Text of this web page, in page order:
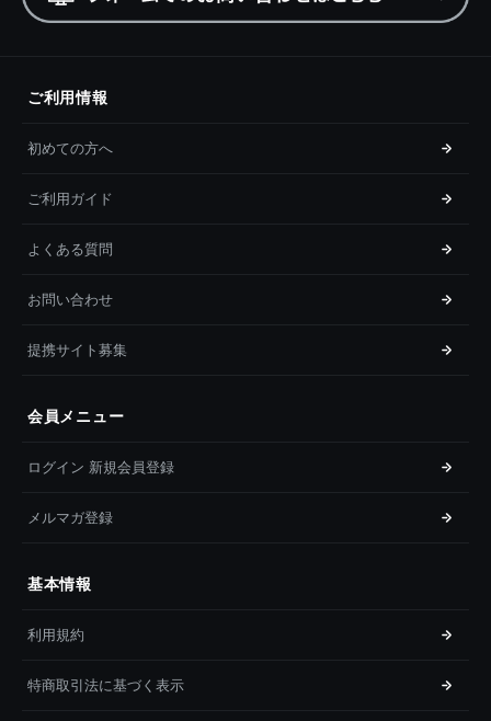
ご利用情報
初めての方へ
ご利用ガイド
よくある質問
お問い合わせ
提携サイト募集
会員メニュー
ログイン 新規会員登録
メルマガ登録
基本情報
利用規約
特商取引法に基づく表示